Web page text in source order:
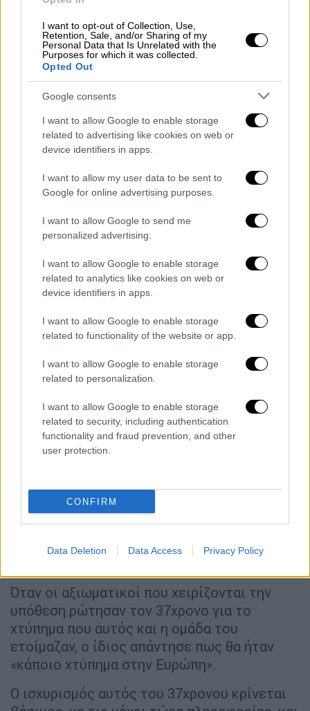
I want to opt-out of Collection, Use,
Retention, Sale, and/or Sharing of my
Personal Data that Is Unrelated with the
Purposes for which it was collected.
Opted Out
Google consents
I want to allow Google to enable storage
related to advertising like cookies on web or
device identifiers in apps.
I want to allow my user data to be sent to
Google for online advertising purposes.
I want to allow Google to send me
personalized advertising.
I want to allow Google to enable storage
related to analytics like cookies on web or
device identifiers in apps.
I want to allow Google to enable storage
related to functionality of the website or app.
I want to allow Google to enable storage
related to personalization.
I want to allow Google to enable storage
related to security, including authentication
functionality and fraud prevention, and other
user protection.
CONFIRM
Data Deletion Data Access Privacy Policy
Κατά την έφοδο των Αρχώνστο διαμέρισμα
που έμενε ο 37χρονος στα Πατήσια
, οι
αστυνομικοί εντόπισαν ευρήματα που
«δείχνουν» σε προπαρασκευαστικές
ενέργειες ενός ενδεχόμενου χτυπήματος.
Συγκεκριμένα, οι αξιωματικοί της
Αντιτρομοκρατικής εντόπισανδοχεία που
μπορούν να χρησιμοποιηθούν για την
κατασκευή συνθετικών εκρηκτικών
. Ακόμα
μέσα στο διαμέρισμα εντοπίστηκε
θερμαινόμενη πλάκα και ζυγαριά ακριβείας.
Την ίδια στιγμή, ο ίδιος ο 37χρονος
παραδεχτεί την εμπλοκή του και τη
συμμετοχή στη Χαμάςαλλά και το γεγονός
πως είχε παραγγείλει μέσω διαδικτύου
κατασκευή των εκρηκτικών υλών.
Είναι ήδη γνωστό πως ο 37χρονος είχε
βρεθεί στη Μαλαισία για εκπαίδευση.
Μεταξύ άλλων, σε αυτό το ταξίδι φαίνεται
έμαθε και πώς να φτιάχνει συνθετικά
εκρηκτικά από χημικές ουσίες.
Ο στόχος
Σύμφωνα με τις πρώτες πληροφορίες, το
σενάριο οστόχοςτων τρομοκρατών να ήταν
κάποιοκρουαζιερόπλοιοστην Ελλάδα ή
κάποιο σημείο ενδιαφέροντος στην Κρήτη
Όταν οι αξιωματικοί που χειρίζονται την
υπόθεση ρώτησαν τον 37χρονο για το
χτύπημα που αυτός και η ομάδα του
ετοίμαζαν, ο ίδιος απάντησε πως θα ήταν
«κάποιο χτύπημα στην Ευρώπη».
Ο ισχυρισμός αυτός του 37χρονου κρίνεται